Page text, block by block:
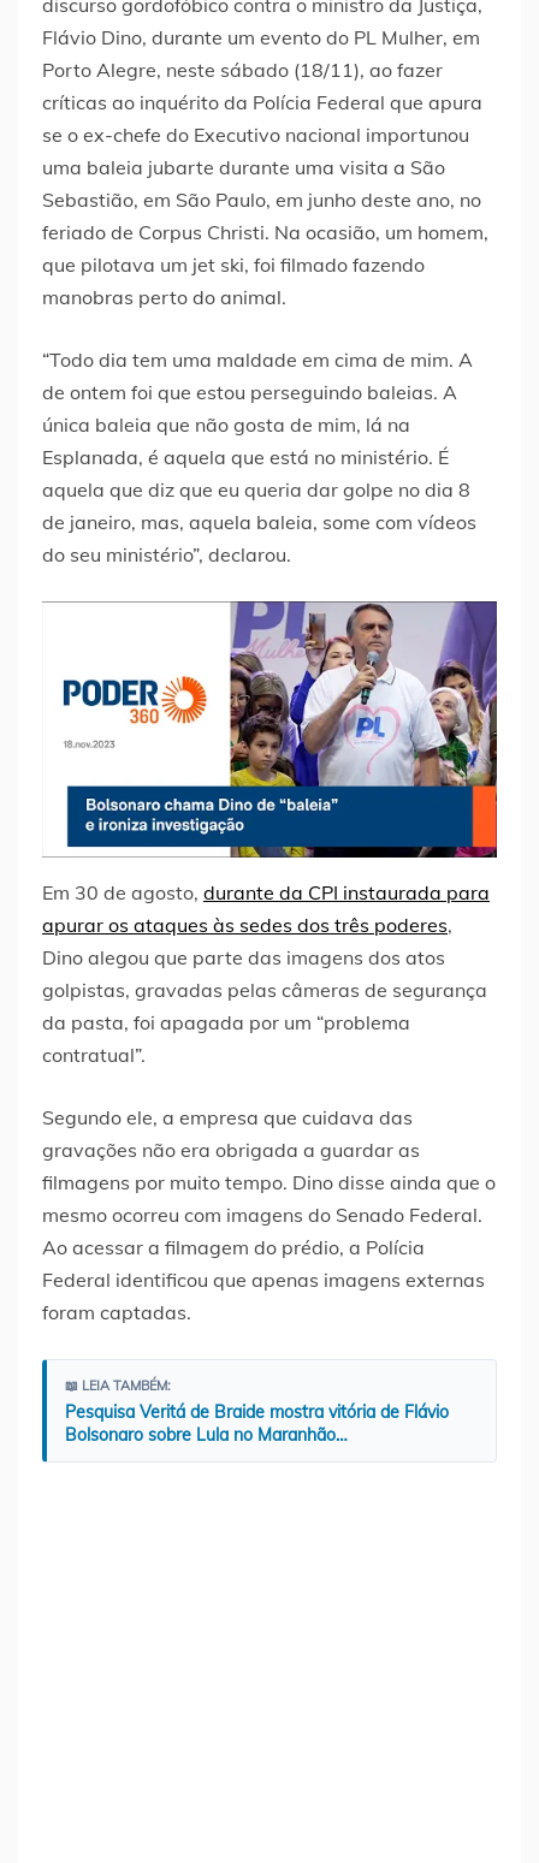
discurso gordofóbico contra o ministro da Justiça,
Flávio Dino, durante um evento do PL Mulher, em
Porto Alegre, neste sábado (18/11), ao fazer
críticas ao inquérito da Polícia Federal que apura
se o ex-chefe do Executivo nacional importunou
uma baleia jubarte durante uma visita a São
Sebastião, em São Paulo, em junho deste ano, no
feriado de Corpus Christi. Na ocasião, um homem,
que pilotava um jet ski, foi filmado fazendo
manobras perto do animal.
“Todo dia tem uma maldade em cima de mim. A
de ontem foi que estou perseguindo baleias. A
única baleia que não gosta de mim, lá na
Esplanada, é aquela que está no ministério. É
aquela que diz que eu queria dar golpe no dia 8
de janeiro, mas, aquela baleia, some com vídeos
do seu ministério”, declarou.
Em 30 de agosto, durante da CPI instaurada para
apurar os ataques às sedes dos três poderes,
Dino alegou que parte das imagens dos atos
golpistas, gravadas pelas câmeras de segurança
da pasta, foi apagada por um “problema
contratual”.
Segundo ele, a empresa que cuidava das
gravações não era obrigada a guardar as
filmagens por muito tempo. Dino disse ainda que o
mesmo ocorreu com imagens do Senado Federal.
Ao acessar a filmagem do prédio, a Polícia
Federal identificou que apenas imagens externas
foram captadas.
📖 LEIA TAMBÉM:
Pesquisa Veritá de Braide mostra vitória de Flávio
Bolsonaro sobre Lula no Maranhão…